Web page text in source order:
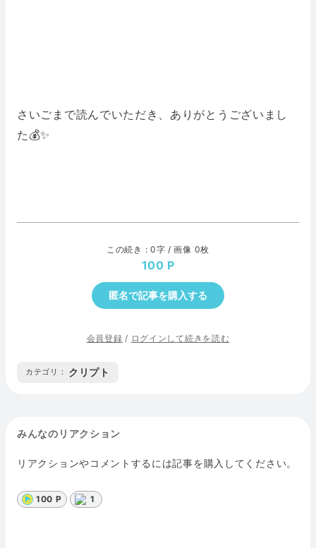
さいごまで読んでいただき、ありがとうございまし
た💰✨
この続き : 0字 / 画像 0枚
100
匿名で記事を購入する
会員登録 / ログインして続きを読む
カテゴリ : クリプト
みんなのリアクション
リアクションやコメントするには記事を購入してください。
100 P 1